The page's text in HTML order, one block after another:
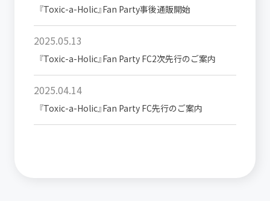
『Toxic-a-Holic』Fan Party事後通販開始
2025.05.13
『Toxic-a-Holic』Fan Party FC2次先行のご案内
2025.04.14
『Toxic-a-Holic』Fan Party FC先行のご案内